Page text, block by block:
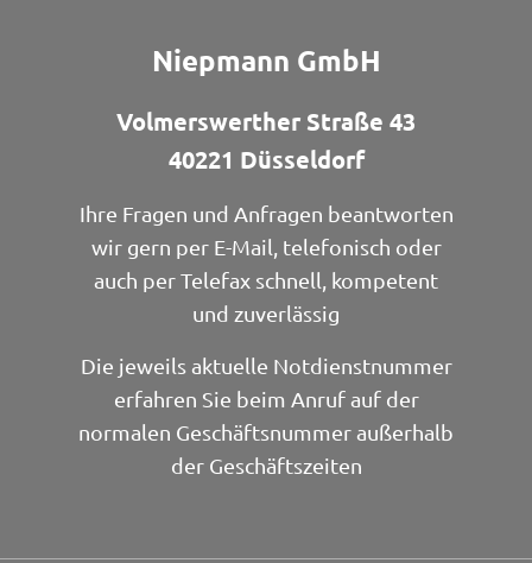
Niepmann GmbH
Volmerswerther Straße 43
40221 Düsseldorf
Ihre Fragen und Anfragen beantworten
wir gern per E-Mail, telefonisch oder
auch per Telefax schnell, kompetent
und zuverlässig
Die jeweils aktuelle Notdienstnummer
erfahren Sie beim Anruf auf der
normalen Geschäftsnummer außerhalb
der Geschäftszeiten